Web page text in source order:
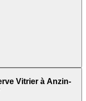
Vitrier à Anzin-